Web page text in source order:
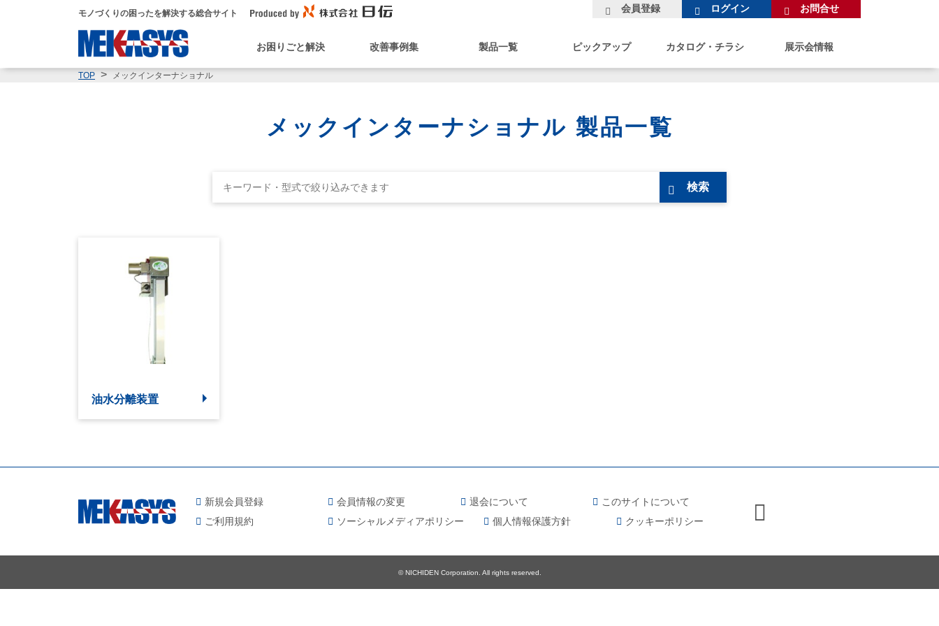
モノづくりの困ったを解決する総合サイト
お困りごと解決 改善事例集 製品一覧 ピックアップ カタログ・チラシ 展示会情報
会員登録 ログイン お問合せ
TOP メックインターナショナル
メックインターナショナル 製品一覧
検索
油水分離装置
新規会員登録 会員情報の変更 退会について
このサイトについて
ご利用規約
ソーシャルメディアポリシー 個人情報保護方針 クッキーポリシー
© NICHIDEN Corporation. All rights reserved.